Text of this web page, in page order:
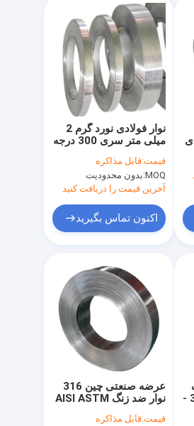
نوار فولادی نورد گرم 2
میلی متر سری 300 درجه
زنگ دقیق
قیمت:قابل مذاکره
MOQ: بدون محدودیت
آخرین قیمت را دریافت کنید
اکنون تماس بگیرید
عرضه صنعتی چین 316
نوار ضد زنگ AISI ASTM
قیمت:قابل مذاکره
316L 410 430 HV150 -